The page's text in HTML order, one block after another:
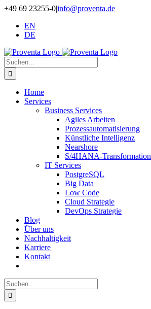
Zum
springen
+49 69 23255-0|info@proventa.de
EN
DE
Suche
nach:
Home
Services
Business Services
Agiles Arbeiten
Prozess­auto­matisierung
Künstliche Intelligenz
Nearshore
S/4HANA-Transformation
IT Services
PostgreSQL
Big Data
Low Code
Cloud Strategie
DevOps Strategie
Blog
Über uns
Nachhaltigkeit
Karriere
Kontakt
Suche
nach: